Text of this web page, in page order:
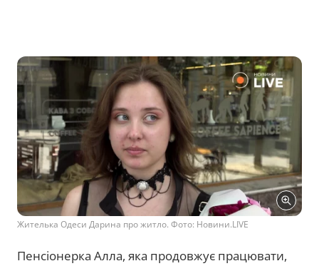
Жителька Одеси Дарина про житло. Фото: Новини.LIVE
Пенсіонерка Алла, яка продовжує працювати,